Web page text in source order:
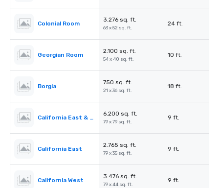
Colonial Room
3.276 sq. ft.
63 x 52 sq. ft.
24 ft.
Georgian Room
2.100 sq. ft.
54 x 40 sq. ft.
10 ft.
Borgia
750 sq. ft.
21 x 36 sq. ft.
18 ft.
California East & West
6.200 sq. ft.
79 x 79 sq. ft.
9 ft.
California East
2.765 sq. ft.
79 x 35 sq. ft.
9 ft.
California West
3.476 sq. ft.
79 x 44 sq. ft.
9 ft.